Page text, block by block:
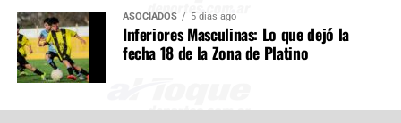
ASOCIADOS 5 días ago
Inferiores Masculinas: Lo que dejó la
fecha 18 de la Zona de Platino